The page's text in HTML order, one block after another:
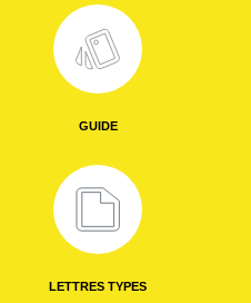
GUIDE
LETTRES TYPES